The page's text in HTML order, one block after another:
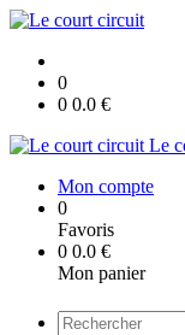
0
0 0.0 €
Le
Mon compte
0
Favoris
0 0.0 €
Mon panier